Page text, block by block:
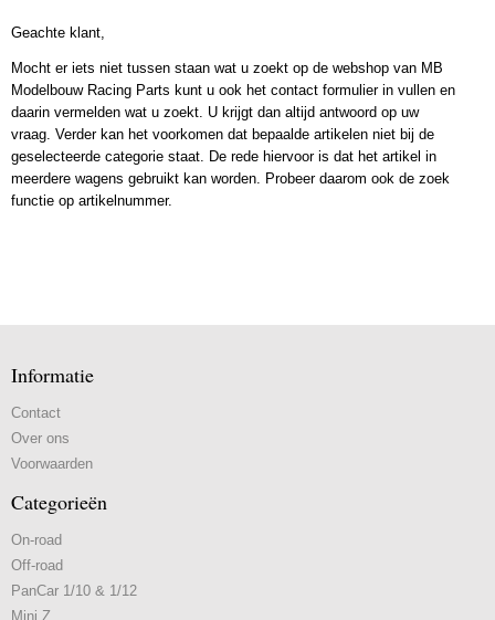
Geachte klant,
Mocht er iets niet tussen staan wat u zoekt op de webshop van MB
Modelbouw Racing Parts kunt u ook het contact formulier in vullen en
daarin vermelden wat u zoekt. U krijgt dan altijd antwoord op uw
vraag. Verder kan het voorkomen dat bepaalde artikelen niet bij de
geselecteerde categorie staat. De rede hiervoor is dat het artikel in
meerdere wagens gebruikt kan worden. Probeer daarom ook de zoek
functie op artikelnummer.
Informatie
Contact
Over ons
Voorwaarden
Categorieën
On-road
Off-road
PanCar 1/10 & 1/12
Mini Z